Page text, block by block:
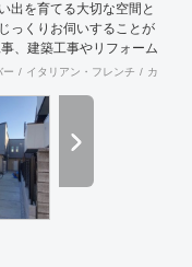
出を育てる大切な空間と
っくりお伺いすることが
、建築工事やリフォーム
相談ください。
ー イタリアン・フレンチ カフェ